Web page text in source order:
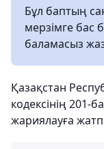
Бұл баптың
мерзімге бас
баламасыз
Қазақстан
кодексінің 201-
жариялауға